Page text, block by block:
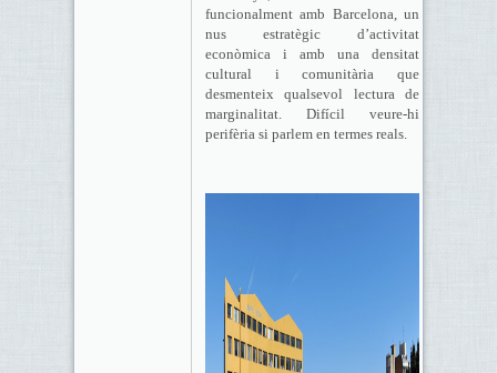
funcionalment amb Barcelona, un
nus estratègic d’activitat
econòmica i amb una densitat
cultural i comunitària que
desmenteix qualsevol lectura de
marginalitat. Difícil veure-hi
perifèria si parlem en termes reals.